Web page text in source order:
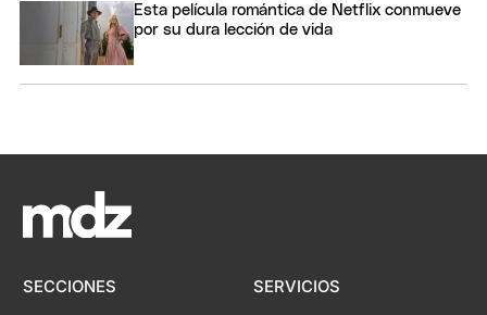
Esta película romántica de Netflix conmueve
por su dura lección de vida
SECCIONES SERVICIOS